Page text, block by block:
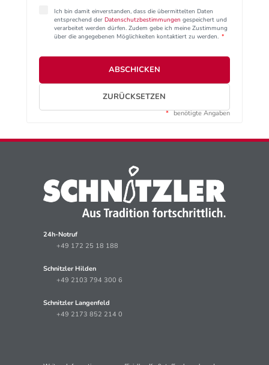
Ich bin damit einverstanden, dass die übermittelten Daten
entsprechend der Datenschutzbestimmungen gespeichert und
verarbeitet werden dürfen. Zudem gebe ich meine Zustimmung
über die angegebenen Möglichkeiten kontaktiert zu werden. *
ABSCHICKEN
ZURÜCKSETZEN
* benötigte Angaben
24h-Notruf
+49 172 25 18 188
Schnitzler Hilden
+49 2103 794 300 6
Schnitzler Langenfeld
+49 2173 852 214 0